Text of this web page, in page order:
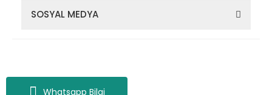
Whatsapp Bilgi
SOSYAL MEDYA